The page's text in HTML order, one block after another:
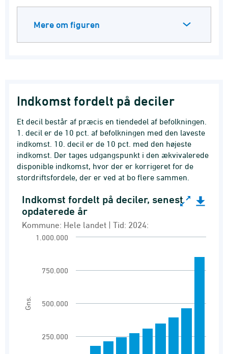
Mere om figuren
Indkomst fordelt på deciler
Et decil består af præcis en tiendedel af befolkningen.
1. decil er de 10 pct. af befolkningen med den laveste
indkomst. 10. decil er de 10 pct. med den højeste
indkomst. Der tages udgangspunkt i den ækvivalerede
disponible indkomst, hvor der er korrigeret for de
stordriftsfordele, der er ved at bo flere sammen.
Indkomst fordelt på deciler, senest opdaterede
Bar chart with 10 bars.
Kommune: Hele landet | Tid: 2024:
View as data table, Indkomst fordelt på
The chart has 1 Y axis displaying Gns..
Gns.
Indkomst fordelt på deciler, senest
opdaterede år
Kommune: Hele landet | Tid: 2024:
1.000.000
250.000
500.000
750.000